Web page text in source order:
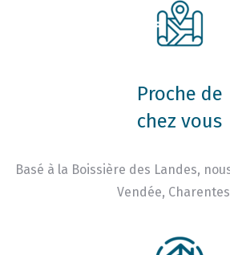
Proche de
chez vous
Basé à la Boissière des Landes,
Vendée,